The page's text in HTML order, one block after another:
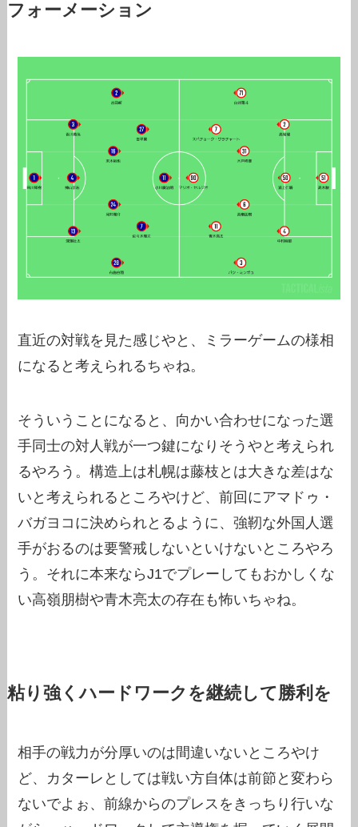
フォーメーション
直近の対戦を見た感じやと、ミラーゲームの様相
になると考えられるちゃね。
そういうことになると、向かい合わせになった選
手同士の対人戦が一つ鍵になりそうやと考えられ
るやろう。構造上は札幌は藤枝とは大きな差はな
いと考えられるところやけど、前回にアマドゥ・
バガヨコに決められとるように、強靭な外国人選
手がおるのは要警戒しないといけないところやろ
う。それに本来ならJ1でプレーしてもおかしくな
い高嶺朋樹や青木亮太の存在も怖いちゃね。
粘り強くハードワークを継続して勝利を
相手の戦力が分厚いのは間違いないところやけ
ど、カターレとしては戦い方自体は前節と変わら
ないでよぉ、前線からのプレスをきっちり行いな